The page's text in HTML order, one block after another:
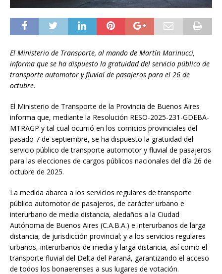
El Ministerio de Transporte, al mando de Martín Marinucci,
informa que se ha dispuesto la gratuidad del servicio público de
transporte automotor y fluvial de pasajeros para el 26 de
octubre.
El Ministerio de Transporte de la Provincia de Buenos Aires
informa que, mediante la Resolución RESO-2025-231-GDEBA-
MTRAGP y tal cual ocurrió en los comicios provinciales del
pasado 7 de septiembre, se ha dispuesto la gratuidad del
servicio público de transporte automotor y fluvial de pasajeros
para las elecciones de cargos públicos nacionales del día 26 de
octubre de 2025.
La medida abarca a los servicios regulares de transporte
público automotor de pasajeros, de carácter urbano e
interurbano de media distancia, aledaños a la Ciudad
Autónoma de Buenos Aires (C.A.B.A.) e interurbanos de larga
distancia, de jurisdicción provincial; y a los servicios regulares
urbanos, interurbanos de media y larga distancia, así como el
transporte fluvial del Delta del Paraná, garantizando el acceso
de todos los bonaerenses a sus lugares de votación.